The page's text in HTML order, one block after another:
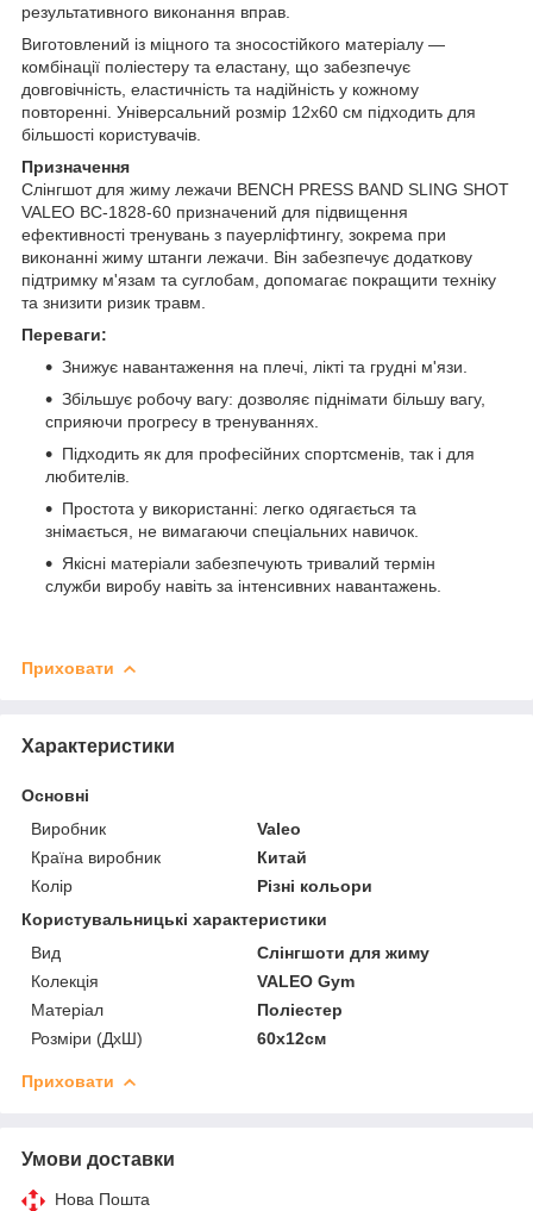
результативного виконання вправ.
Виготовлений із міцного та зносостійкого матеріалу —
комбінації поліестеру та еластану, що забезпечує
довговічність, еластичність та надійність у кожному
повторенні. Універсальний розмір 12х60 см підходить для
більшості користувачів.
Призначення
Слінгшот для жиму лежачи BENCH PRESS BAND SLING SHOT
VALEO BC-1828-60 призначений для підвищення
ефективності тренувань з пауерліфтингу, зокрема при
виконанні жиму штанги лежачи. Він забезпечує додаткову
підтримку м'язам та суглобам, допомагає покращити техніку
та знизити ризик травм.
Переваги:
Знижує навантаження на плечі, лікті та грудні м'язи.
Збільшує робочу вагу: дозволяє піднімати більшу вагу,
сприяючи прогресу в тренуваннях.
Підходить як для професійних спортсменів, так і для
любителів.
Простота у використанні: легко одягається та
знімається, не вимагаючи спеціальних навичок.
Якісні матеріали забезпечують тривалий термін
служби виробу навіть за інтенсивних навантажень.
Приховати
Характеристики
Основні
Виробник
Valeo
Країна виробник
Китай
Колір
Різні кольори
Користувальницькі характеристики
Вид
Слінгшоти для жиму
Колекція
VALEO Gym
Матеріал
Поліестер
Розміри (ДхШ)
60x12см
Приховати
Умови доставки
Нова Пошта